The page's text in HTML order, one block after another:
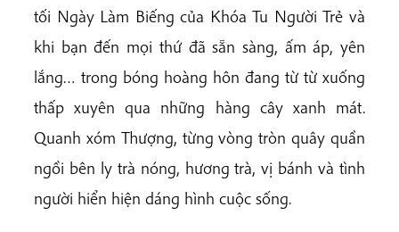
tối Ngày Làm Biếng của Khóa Tu Người Trẻ và
khi bạn đến mọi thứ đã sẵn sàng, ấm áp, yên
lắng… trong bóng hoàng hôn đang từ từ xuống
thấp xuyên qua những hàng cây xanh mát.
Quanh xóm Thượng, từng vòng tròn quây quần
ngồi bên ly trà nóng, hương trà, vị bánh và tình
người hiển hiện dáng hình cuộc sống.